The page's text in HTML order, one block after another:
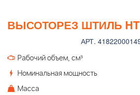
ВЫСОТОРЕЗ ШТИЛЬ HT
АРТ.
Рабочий объем, см³
Номинальная мощность
Масса